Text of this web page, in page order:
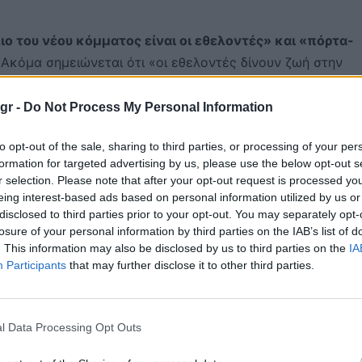
- Do Not Process My Personal Information
opt-out of the sale, sharing to third parties, or processing of your
for targeted advertising by us, please use the below opt-out
selection. Please note that after your opt-out request is processed
interest-based ads based on personal information utilized by us
to third parties prior to your opt-out. You may separately
of your personal information by third parties on the IAB’s list of
This information may also be disclosed by us to third parties on the
Participants that may further disclose it to other third parties.
Data Processing Opt Outs
του νέου κόμματος είναι οι εθελοντές» και «πόρτα-
Ακόμα σημειώνεται ότι «οι εθελοντές δίνουν ζωή στην
στη δράση του νέου φορέα» και εξηγούν ότι «αυτό
στα σόσιαλ μίντια, τις παρεμβάσεις σε κοινωνικό
τις πλευρές της λειτουργίας και δράσης του νέου
τη δύναμη πυρός για όλες τις πρωτοβουλίες του